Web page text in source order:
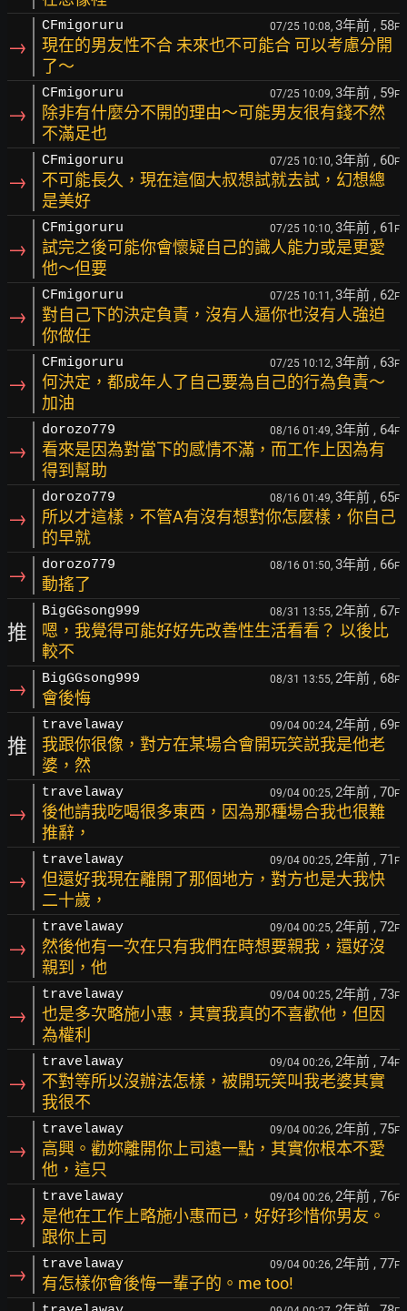
→
CFmigoruru 07/25 10:08, 3年前 , 58F
現在的男友性不合 未來也不可能合 可以考慮分開
了～
→
CFmigoruru 07/25 10:09, 3年前 , 59F
除非有什麼分不開的理由～可能男友很有錢不然
不滿足也
→
CFmigoruru 07/25 10:10, 3年前 , 60F
不可能長久，現在這個大叔想試就去試，幻想總
是美好
→
CFmigoruru 07/25 10:10, 3年前 , 61 F
試完之後可能你會懷疑自己的識人能力或是更愛
他～但要
→
CFmigoruru 07/25 10:11, 3年前 , 62F
對自己下的決定負責，沒有人逼你也沒有人強迫
你做任
→
CFmigoruru 07/25 10:12, 3年前 , 63F
何決定，都成年人了自己要為自己的行為負責～
加油
→
dorozo779 08/16 01:49, 3年前 , 64F
看來是因為對當下的感情不滿，而工作上因為有
得到幫助
→
dorozo779 08/16 01:49, 3年前 , 65F
所以才這樣，不管A有沒有想對你怎麼樣，你自己
的早就
→ dorozo779 08/16 01:50, 3年前 , 66F
動搖了
推
BigGGsong999 08/31 13:55, 2年前 , 67F
嗯，我覺得可能好好先改善性生活看看？ 以後比
較不
→ BigGGsong999 08/31 13:55, 2年前 , 68F
會後悔
推
travelaway 09/04 00:24, 2年前 , 69F
我跟你很像，對方在某場合會開玩笑説我是他老
婆，然
→
travelaway 09/04 00:25, 2年前 , 70F
後他請我吃喝很多東西，因為那種場合我也很難
推辭，
→
travelaway 09/04 00:25, 2年前 , 71 F
但還好我現在離開了那個地方，對方也是大我快
二十歲，
→
travelaway 09/04 00:25, 2年前 , 72F
然後他有一次在只有我們在時想要親我，還好沒
親到，他
→
travelaway 09/04 00:25, 2年前 , 73F
也是多次略施小惠，其實我真的不喜歡他，但因
為權利
→
travelaway 09/04 00:26, 2年前 , 74F
不對等所以沒辦法怎樣，被開玩笑叫我老婆其實
我很不
→
travelaway 09/04 00:26, 2年前 , 75F
高興。勸妳離開你上司遠一點，其實你根本不愛
他，這只
→
travelaway 09/04 00:26, 2年前 , 76F
是他在工作上略施小惠而已，好好珍惜你男友。
跟你上司
→ travelaway 09/04 00:26, 2年前 , 77F
有怎樣你會後悔一輩子的。me too!